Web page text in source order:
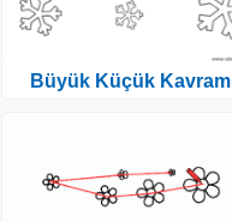
Büyük Küçük